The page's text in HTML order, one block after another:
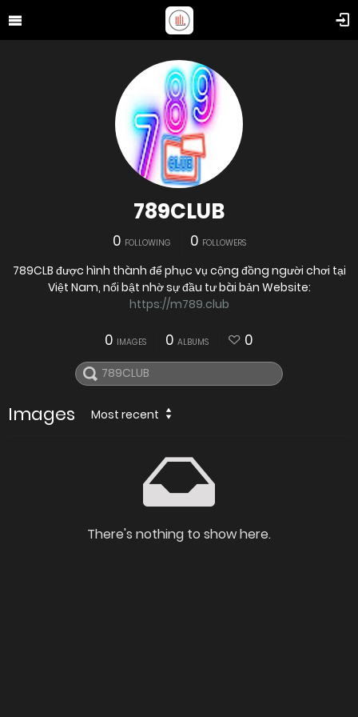
789CLUB
0 FOLLOWING 0 FOLLOWERS
789CLB được hình thành để phục vụ cộng đồng người chơi tại
Việt Nam, nổi bật nhờ sự đầu tư bài bản Website:
https://m789.club
0 IMAGES 0 ALBUMS 0
Images Most recent
There's nothing to show here.